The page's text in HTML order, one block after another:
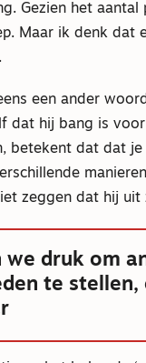
Gezien het
Maar ik denk dat
een ander
dat hij bang is
betekent dat dat
zeggen dat hij uit
druk om
te